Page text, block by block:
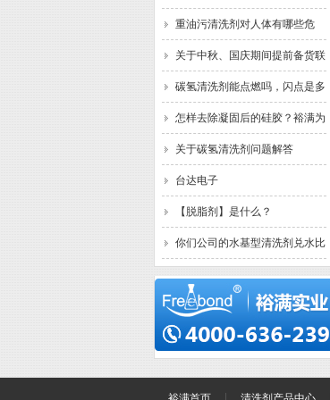
清洗什么污垢？已解决。
重油污清洗剂对人体有哪些危
害？裕满为你解答
关于中秋、国庆期间提前备货联
络函
碳氢清洗剂能点燃吗，闪点是多
少？已解答
怎样去除凝固后的硅胶？裕满为
你解答
关于碳氢清洗剂问题解答
台达电子
【脱脂剂】是什么？
你们公司的水基型清洗剂兑水比
例一般是多少？